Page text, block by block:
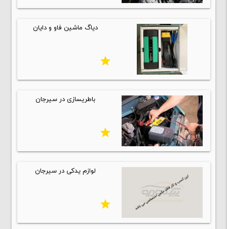
دیاگ ماشین فاو و دایان
star
باطریسازی در سیرجان
star
لوازم یدکی در سیرجان
star